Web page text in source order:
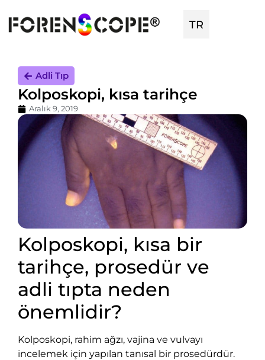
TR
EN
Adli Tıp
Kolposkopi, kısa tarihçe
Aralık 9, 2019
Kolposkopi, kısa bir
tarihçe, prosedür ve
adli tıpta neden
önemlidir?
Kolposkopi, rahim ağzı, vajina ve vulvayı
incelemek için yapılan tanısal bir prosedürdür.